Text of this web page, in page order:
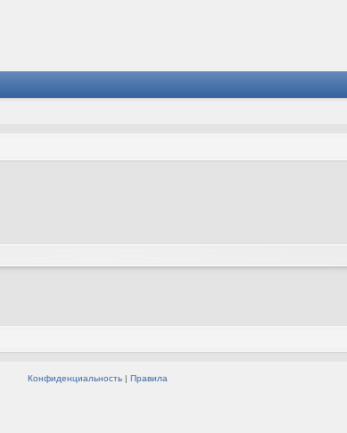
Конфиденциальность| Правила